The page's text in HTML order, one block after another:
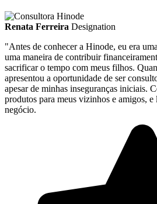
Renata Ferreira Designation
"Antes de conhecer a Hinode, eu era
uma maneira de contribuir
sacrificar o tempo com meus filhos.
apresentou a oportunidade de ser
apesar de minhas inseguranças iniciais.
produtos para meus vizinhos e amigos,
negócio.